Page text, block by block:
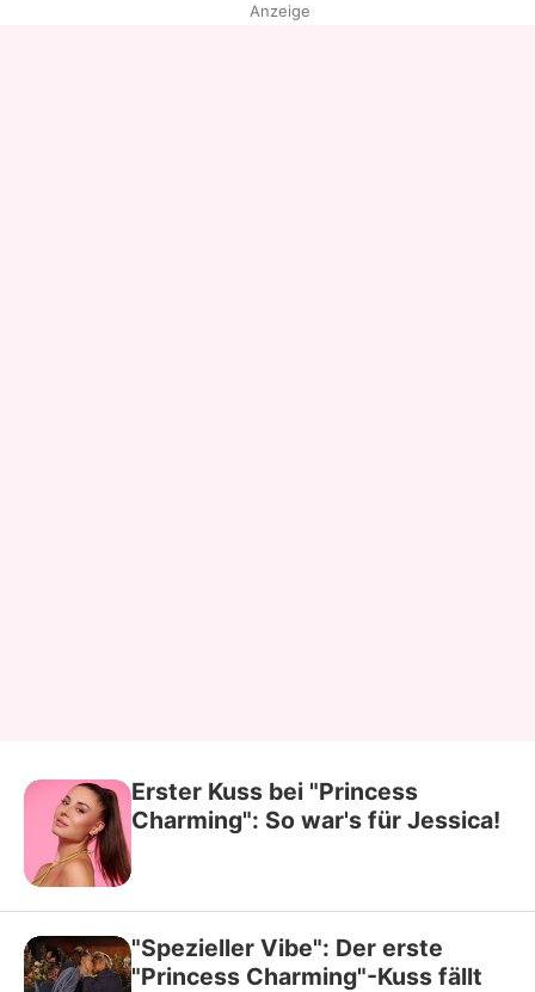
Anzeige
Erster Kuss bei "Princess
Charming": So war's für Jessica!
"Spezieller Vibe": Der erste
"Princess Charming"-Kuss fällt